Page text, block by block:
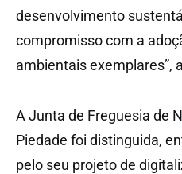
desenvolvimento
compromisso com a
ambientais exemplares”,
A Junta de Freguesia de
Piedade foi distinguida,
pelo seu projeto de